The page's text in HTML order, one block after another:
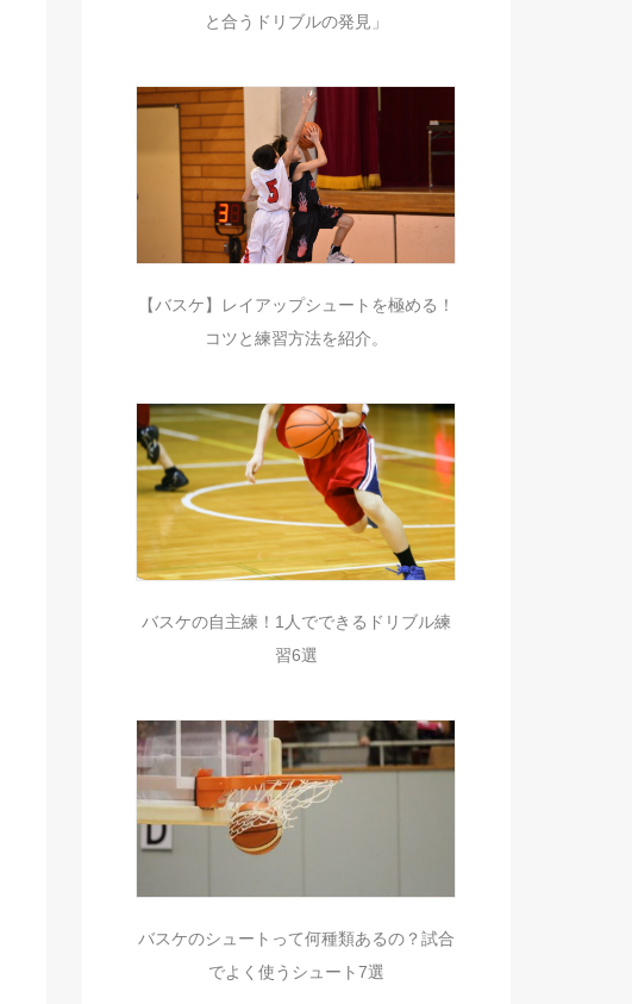
と合うドリブルの発見」
【バスケ】レイアップシュートを極める！
コツと練習方法を紹介。
バスケの自主練！1人でできるドリブル練
習6選
バスケのシュートって何種類あるの？試合
でよく使うシュート7選